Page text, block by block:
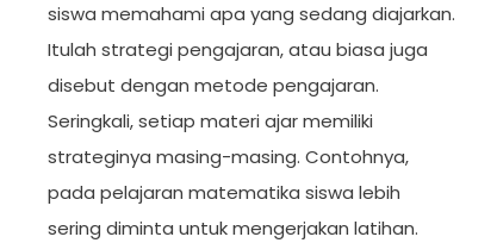
siswa memahami apa yang sedang diajarkan.
Itulah strategi pengajaran, atau biasa juga
disebut dengan metode pengajaran.
Seringkali, setiap materi ajar memiliki
strateginya masing-masing. Contohnya,
pada pelajaran matematika siswa lebih
sering diminta untuk mengerjakan latihan.